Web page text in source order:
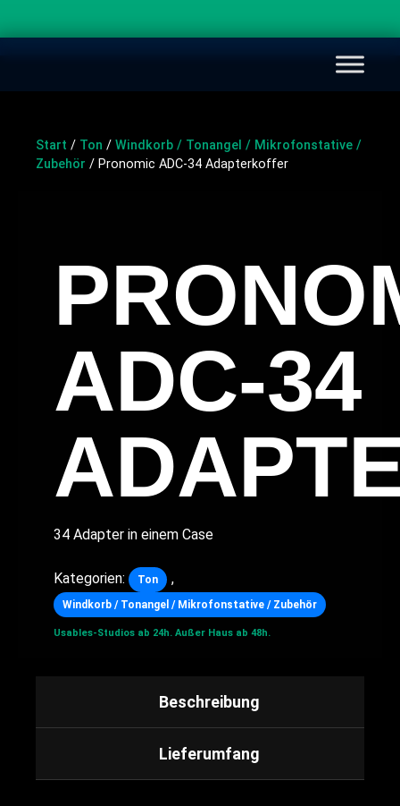
Start / Ton / Windkorb / Tonangel / Mikrofonstative /
Zubehör / Pronomic ADC-34 Adapterkoffer
ADC-34
34 Adapter in einem Case
Kategorien: Ton ,
Windkorb / Tonangel / Mikrofonstative / Zubehör
Usables-Studios ab 24h. Außer Haus ab 48h.
Beschreibung
Lieferumfang